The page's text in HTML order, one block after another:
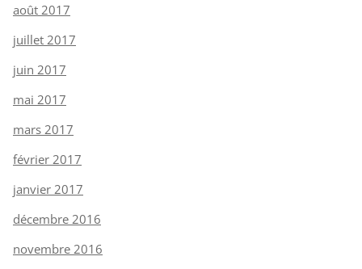
août 2017
juillet 2017
juin 2017
mai 2017
mars 2017
février 2017
janvier 2017
décembre 2016
novembre 2016